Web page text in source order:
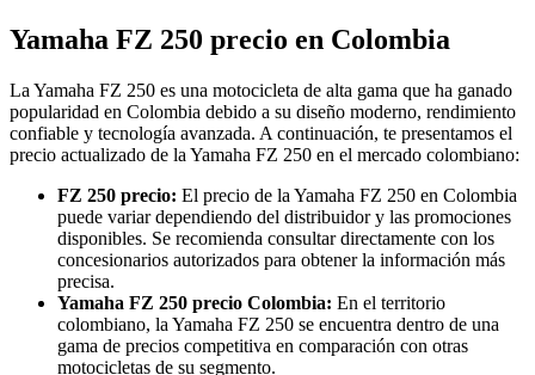
Yamaha FZ 250 precio en Colombia
La Yamaha FZ 250 es una motocicleta de alta gama que ha ganado
popularidad en Colombia debido a su diseño moderno, rendimiento
confiable y tecnología avanzada. A continuación, te presentamos el
precio actualizado de la Yamaha FZ 250 en el mercado colombiano:
FZ 250 precio: El precio de la Yamaha FZ 250 en Colombia
puede variar dependiendo del distribuidor y las promociones
disponibles. Se recomienda consultar directamente con los
concesionarios autorizados para obtener la información más
precisa.
Yamaha FZ 250 precio Colombia: En el territorio
colombiano, la Yamaha FZ 250 se encuentra dentro de una
gama de precios competitiva en comparación con otras
motocicletas de su segmento.